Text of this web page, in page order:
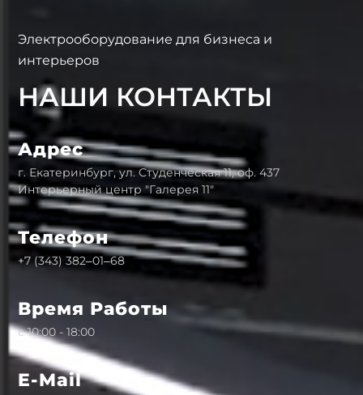
Электрооборудование для бизнеса и
интерьеров
НАШИ КОНТАКТЫ
Адрес
г. Екатеринбург, ул. Студенческая 11, оф. 437
Интерьерный центр "Галерея 11"
Телефон
+7 (343) 382‒01‒68
Время Работы
с 10:00 - 18:00
E-Mail